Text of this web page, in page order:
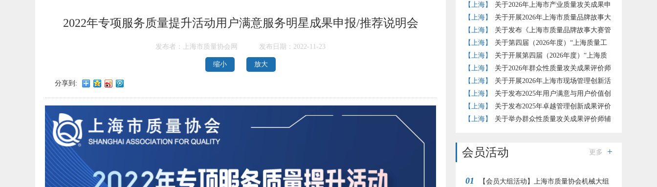
2022年专项服务质量提升活动用户满意服务明星成果申报/推荐说明会
发布者：上海市质量协会网 发布日期：2022-11-23
缩小 放大
分享到:
【上海】
关于2026年上海市产业质量攻关成果申
报推荐工作的通知
【上海】
关于开展2026年上海市质量品牌故事大
赛的通知
【上海】
关于发布《上海市质量品牌故事大赛管
理办法》（试行）的通知
【上海】
关于第四届（2026年度）“上海质量工
匠”培育工作的补充通知
【上海】
关于开展第四届（2026年度）“上海质
量工匠”培育认定工作的通知
【上海】
关于2026年群众性质量攻关成果评价师
评价结果的公示
【上海】
关于开展2026年上海市现场管理创新活
动的通知
【上海】
关于发布2025年用户满意与用户价值创
新实践评价准则团体标准试点评价结果的通知
【上海】
关于发布2025年卓越管理创新成果评价
结果的通知
【上海】
关于举办群众性质量攻关成果评价师辅
会员活动 更多
01 【会员大组活动】上海市质量协会机械大组